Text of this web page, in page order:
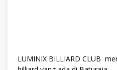
LUMINIX BILLIARD CLUB